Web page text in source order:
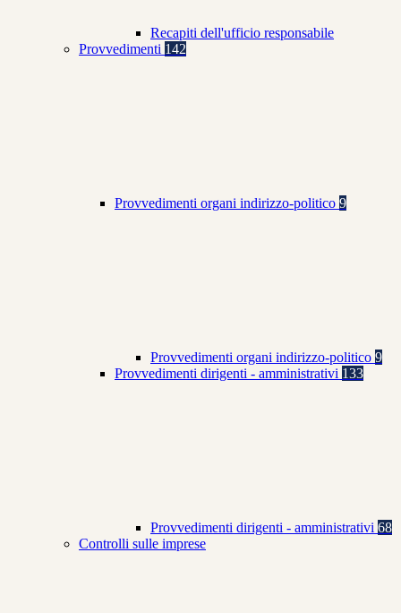
Recapiti dell'ufficio responsabile
Provvedimenti 142
Provvedimenti organi indirizzo-politico 9
Provvedimenti organi indirizzo-politico 9
Provvedimenti dirigenti - amministrativi 133
Provvedimenti dirigenti - amministrativi 68
Controlli sulle imprese